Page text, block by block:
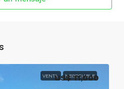
VENTA NEGOCIABLE
US$ 11,000